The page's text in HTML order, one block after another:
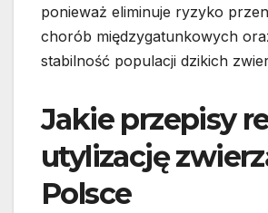
ponieważ eliminuje ryzyko
chorób międzygatunkowych
stabilność populacji dzikich
Jakie przepisy
utylizację
Polsce